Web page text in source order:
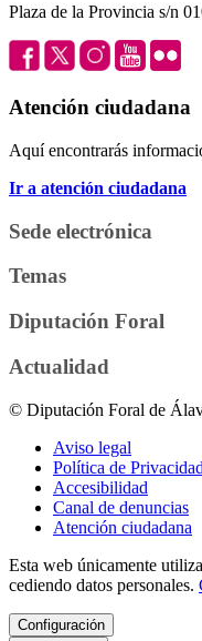
Plaza de la Provincia s/n
Atención ciudadana
Aquí encontrarás
Ir a atención ciudadana
Sede electrónica
Temas
Diputación Foral
Actualidad
© Diputación Foral de
Aviso legal
Política de Privacidad
Accesibilidad
Canal de denuncias
Atención ciudadana
Esta web únicamente
cediendo datos personales.
Configuración